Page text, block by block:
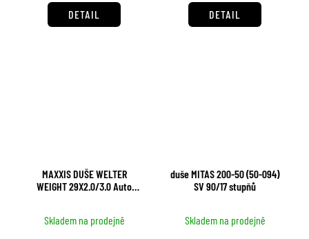
DETAIL DETAIL
MAXXIS DUŠE WELTER
WEIGHT 29X2.0/3.0 Auto
Skladem na prodejně
duše MITAS 200-50 (50-094)
SV 90/17 stupňů
Skladem na prodejně